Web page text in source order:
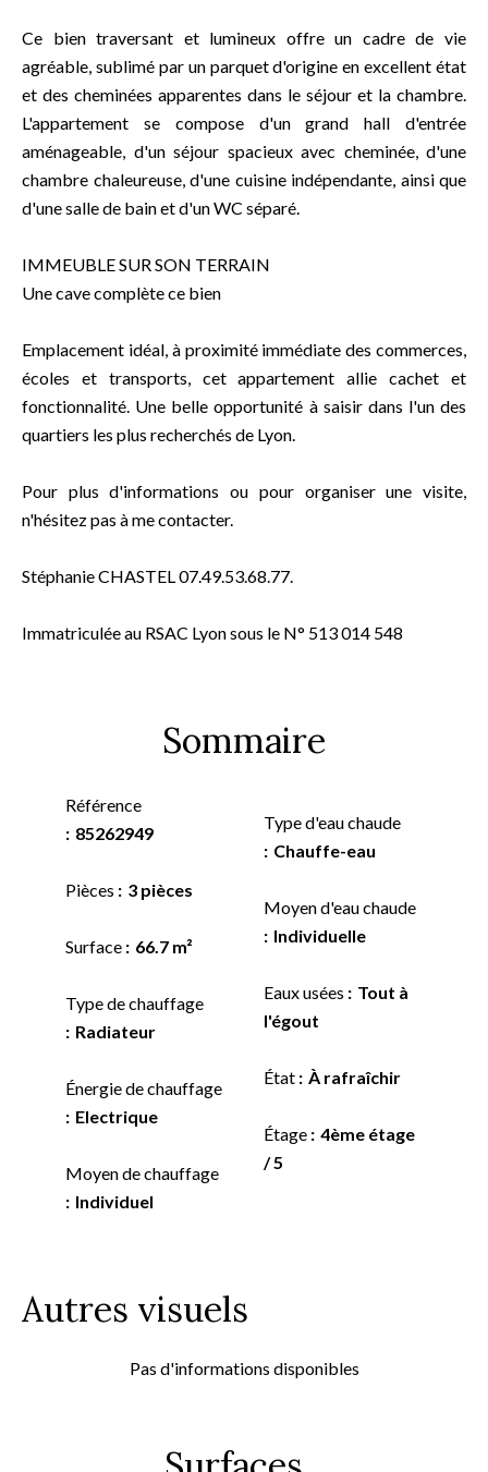
Ce bien traversant et lumineux offre un cadre de vie
agréable, sublimé par un parquet d'origine en excellent état
et des cheminées apparentes dans le séjour et la chambre.
L'appartement se compose d'un grand hall d'entrée
aménageable, d'un séjour spacieux avec cheminée, d'une
chambre chaleureuse, d'une cuisine indépendante, ainsi que
d'une salle de bain et d'un WC séparé.
IMMEUBLE SUR SON TERRAIN
Une cave complète ce bien
Emplacement idéal, à proximité immédiate des commerces,
écoles et transports, cet appartement allie cachet et
fonctionnalité. Une belle opportunité à saisir dans l'un des
quartiers les plus recherchés de Lyon.
Pour plus d'informations ou pour organiser une visite,
n'hésitez pas à me contacter.
Stéphanie CHASTEL 07.49.53.68.77.
Immatriculée au RSAC Lyon sous le N° 513 014 548
Sommaire
Référence
85262949
Pièces 3 pièces
Surface 66.7 m²
Type de chauffage
Radiateur
Énergie de chauffage
Electrique
Moyen de chauffage
Individuel
Type d'eau chaude
Chauffe-eau
Moyen d'eau chaude
Individuelle
Eaux usées
Tout à
l'égout
État À rafraîchir
Étage
4ème étage
/ 5
Autres visuels
Pas d'informations disponibles